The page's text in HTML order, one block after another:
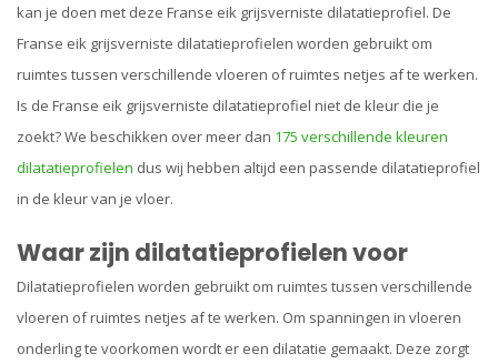
kan je doen met deze Franse eik grijsverniste dilatatieprofiel. De
Franse eik grijsverniste dilatatieprofielen worden gebruikt om
ruimtes tussen verschillende vloeren of ruimtes netjes af te werken.
Is de Franse eik grijsverniste dilatatieprofiel niet de kleur die je
zoekt? We beschikken over meer dan 175 verschillende kleuren
dilatatieprofielen dus wij hebben altijd een passende dilatatieprofiel
in de kleur van je vloer.
Waar zijn dilatatieprofielen voor
Dilatatieprofielen worden gebruikt om ruimtes tussen verschillende
vloeren of ruimtes netjes af te werken. Om spanningen in vloeren
onderling te voorkomen wordt er een dilatatie gemaakt. Deze zorgt